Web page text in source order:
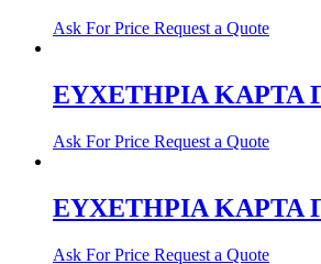
Ask For Price Request a Quote
ΕΥΧΕΤΗΡΙΑ ΚΑΡΤΑ
Ask For Price Request a Quote
ΕΥΧΕΤΗΡΙΑ ΚΑΡΤΑ
Ask For Price Request a Quote